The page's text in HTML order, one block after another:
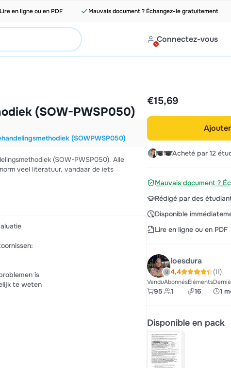
Lire en ligne ou en PDF Mauvais document ? Échangez-le gratuitement
Connectez-vous
(SOW-PWSP050)
(SOWPWSP050)
(SOW-PWSP050). Alle
veel literatuur, vandaar de iets
is
te weten
€15,69
Acheté par 12
Mauvais document ?
Rédigé par des
Disponible
Lire en ligne ou en PDF
loesdura
4,4 (11)
Vendu
95
Abonnés
1
Éléments
16 1
Disponible en pack